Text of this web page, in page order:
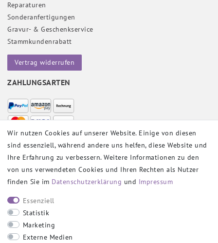
Reparaturen
Sonderanfertigungen
Gravur- & Geschenkservice
Stammkundenrabatt
Vertrag widerrufen
ZAHLUNGSARTEN
VERSANDPARTNER
SOCIAL
Wir nutzen Cookies auf unserer Website. Einige von diesen
sind essenziell, während andere uns helfen, diese Website und
Ihre Erfahrung zu verbessern. Weitere Informationen zu den
von uns verwendeten Cookies und Ihren Rechten als Nutzer
finden Sie im Daten­schutz­erklärung und Impressum
Essenziell
Statistik
Marketing
Externe Medien